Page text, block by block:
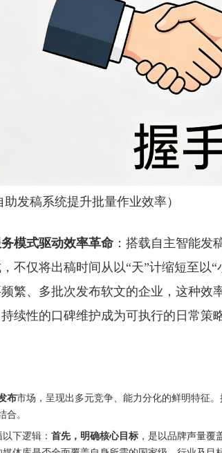
助发稿系统提升批量作业效率）
模式驱动效率革命 ：搭载自主智能发
不仅将出稿时间从以“天”计缩短至以
繁、多批次发布软文的企业，这种效
续性的口碑维护成为可执行的日常策略
布市场，呈现出多元竞争、能力分化的鲜明特征
合。
下逻辑： 首先，明确核心目标 ，是以品牌声量覆